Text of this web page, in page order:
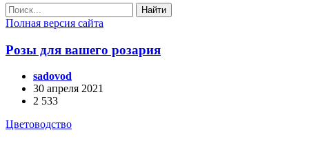
Найти
Полная версия сайта
Розы для вашего розария
sadovod
30 апреля 2021
2 533
Цветоводство